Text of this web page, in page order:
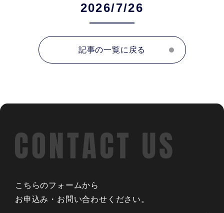
2026/7/26
記事の一覧に戻る
こちらのフォームから
お申込み・お問い合わせください。